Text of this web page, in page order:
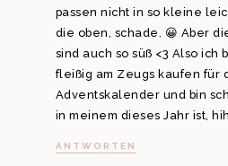
passen nicht in so kleine
die oben, schade. 😀 Aber
sind auch so süß <3 Also ich
fleißig am Zeugs kaufen für
Adventskalender und bin
in meinem dieses Jahr ist,
ANTWORTEN